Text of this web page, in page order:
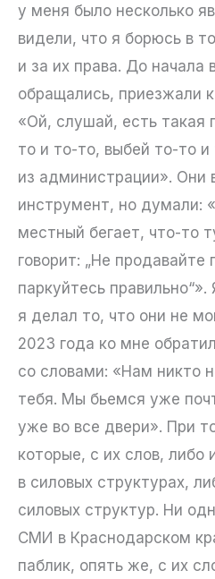
у меня было несколько
видели, что я борюсь в
и за их права. До начала
обращались, приезжали
«Ой, слушай, есть такая
то и то-то, выбей то-то и
из администрации». Они
инструмент, но думали:
местный бегает, что-то
говорит: „Не продавайте
паркуйтесь
я делал то, что они не
2023 года ко мне
со словами: «Нам никто
тебя. Мы бьемся уже
уже во все двери». При
которые, с их слов, либо
в силовых структурах,
силовых структур. Ни
СМИ в Краснодарском
паблик, опять же, с их